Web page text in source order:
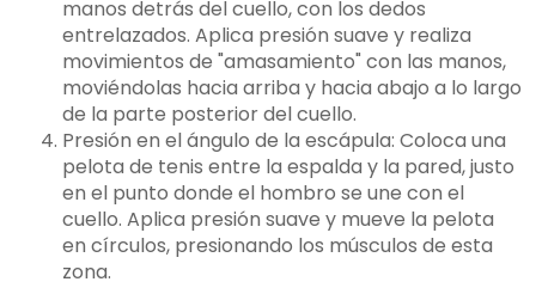
manos detrás del cuello, con los dedos
entrelazados. Aplica presión suave y realiza
movimientos de "amasamiento" con las manos,
moviéndolas hacia arriba y hacia abajo a lo largo
de la parte posterior del cuello.
Presión en el ángulo de la escápula: Coloca una
pelota de tenis entre la espalda y la pared, justo
en el punto donde el hombro se une con el
cuello. Aplica presión suave y mueve la pelota
en círculos, presionando los músculos de esta
zona.